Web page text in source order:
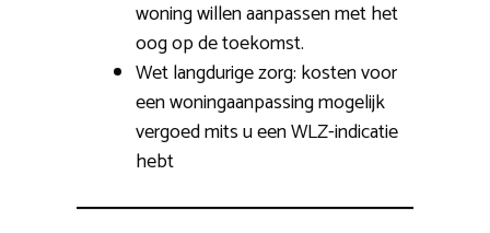
woning willen aanpassen met het
oog op de toekomst.
Wet langdurige zorg: kosten voor
een woningaanpassing mogelijk
vergoed mits u een WLZ-indicatie
hebt